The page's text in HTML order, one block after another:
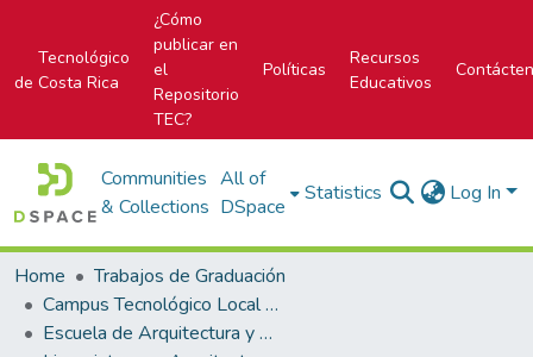
Tecnológico
de Costa Rica
¿Cómo
publicar en
el
Repositorio
TEC?
Políticas
Recursos
Educativos
Communities
& Collections
All of
DSpace
Statistics Log In
Home
Trabajos de Graduación
Campus Tecnológico Local San José
Escuela de Arquitectura y Urbanismo